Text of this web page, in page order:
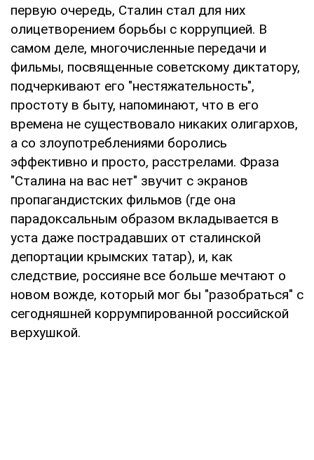
первую очередь, Сталин стал для них
олицетворением борьбы с коррупцией. В
самом деле, многочисленные передачи и
фильмы, посвященные советскому диктатору,
подчеркивают его "нестяжательность",
простоту в быту, напоминают, что в его
времена не существовало никаких олигархов,
а со злоупотреблениями боролись
эффективно и просто, расстрелами. Фраза
"Сталина на вас нет" звучит с экранов
пропагандистских фильмов (где она
парадоксальным образом вкладывается в
уста даже пострадавших от сталинской
депортации крымских татар), и, как
следствие, россияне все больше мечтают о
новом вожде, который мог бы "разобраться" с
сегодняшней коррумпированной российской
верхушкой.